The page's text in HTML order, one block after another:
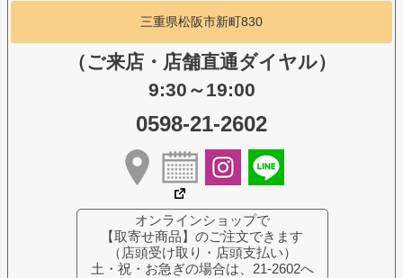
三重県松阪市新町830
（ご来店・店舗直通ダイヤル）
9:30～19:00
0598-21-2602
オンラインショップで
【取寄せ商品】のご注文できます
（店頭受け取り・店頭支払い）
土・祝・お急ぎの場合は、21-2602へ